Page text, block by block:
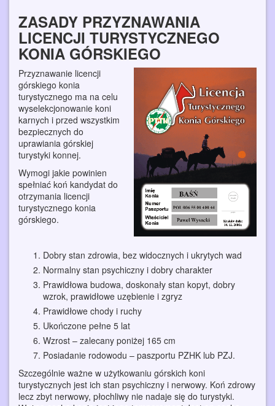
ZASADY PRZYZNAWANIA
LICENCJI TURYSTYCZNEGO
KONIA GÓRSKIEGO
Przyznawanie licencji
górskiego konia
turystycznego ma na celu
wyselekcjonowanie koni
karnych i przed wszystkim
bezpiecznych do
uprawiania górskiej
turystyki konnej.
Wymogi jakie powinien
spełniać koń kandydat do
otrzymania licencji
turystycznego konia
górskiego.
Dobry stan zdrowia, bez widocznych i ukrytych wad
Normalny stan psychiczny i dobry charakter
Prawidłowa budowa, doskonały stan kopyt, dobry
wzrok, prawidłowe uzębienie i zgryz
Prawidłowe chody i ruchy
Ukończone pełne 5 lat
Wzrost – zalecany poniżej 165 cm
Posiadanie rodowodu – paszportu PZHK lub PZJ.
Szczególnie ważne w użytkowaniu górskich koni
turystycznych jest ich stan psychiczny i nerwowy. Koń zdrowy
lecz zbyt nerwowy, płochliwy nie nadaje się do turystyki.